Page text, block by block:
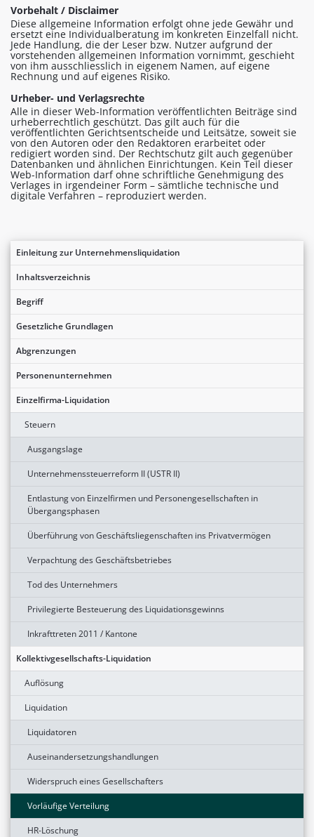
Einleitung zur Unternehmensliquidation
Inhaltsverzeichnis
Begriff
Gesetzliche Grundlagen
Abgrenzungen
Personenunternehmen
Einzelfirma-Liquidation
Steuern
Ausgangslage
Unternehmenssteuerreform II (USTR II)
Entlastung von Einzelfirmen und Personengesellschaften in
Übergangsphasen
Überführung von Geschäftsliegenschaften ins Privatvermögen
Verpachtung des Geschäftsbetriebes
Tod des Unternehmers
Privilegierte Besteuerung des Liquidationsgewinns
Inkrafttreten 2011 / Kantone
Kollektivgesellschafts-Liquidation
Auflösung
Liquidation
Liquidatoren
Auseinandersetzungshandlungen
Widerspruch eines Gesellschafters
Vorläufige Verteilung
HR-Löschung
Vorbehalt / Disclaimer
Diese allgemeine Information erfolgt ohne jede Gewähr und
ersetzt eine Individualberatung im konkreten Einzelfall nicht.
Jede Handlung, die der Leser bzw. Nutzer aufgrund der
vorstehenden allgemeinen Information vornimmt, geschieht
von ihm ausschliesslich in eigenem Namen, auf eigene
Rechnung und auf eigenes Risiko.
Urheber- und Verlagsrechte
Alle in dieser Web-Information veröffentlichten Beiträge sind
urheberrechtlich geschützt. Das gilt auch für die
veröffentlichten Gerichtsentscheide und Leitsätze, soweit sie
von den Autoren oder den Redaktoren erarbeitet oder
redigiert worden sind. Der Rechtschutz gilt auch gegenüber
Datenbanken und ähnlichen Einrichtungen. Kein Teil dieser
Web-Information darf ohne schriftliche Genehmigung des
Verlages in irgendeiner Form – sämtliche technische und
digitale Verfahren – reproduziert werden.